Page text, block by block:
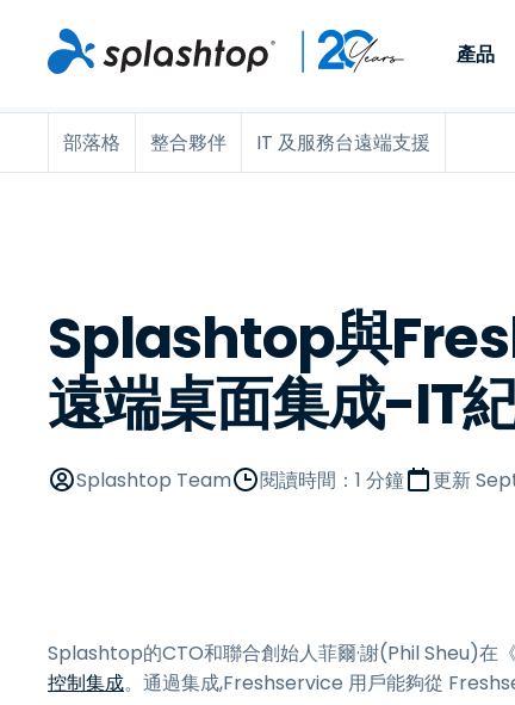
產品
Remote Access依照角色
MSPs
OEM
依使用個案
遠端學習
公司
聯絡我們
部落格 整合夥伴 IT 及服務台遠端支援
Splashtop與
遠端桌面集成-IT
Splashtop Team 閱讀時間：1 分鐘 更新
Splashtop的CTO和聯合創始人菲爾·謝(Phil Sheu)在
控制集成。通過集成,Freshservice 用戶能夠從